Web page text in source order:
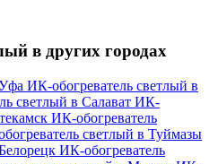
в других городах
ИК-обогреватель светлый в
светлый в Салават ИК-
ИК-обогреватель
светлый в Туймазы
ИК-обогреватель